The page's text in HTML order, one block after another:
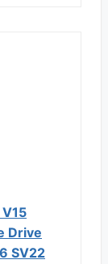
Drive
SV22